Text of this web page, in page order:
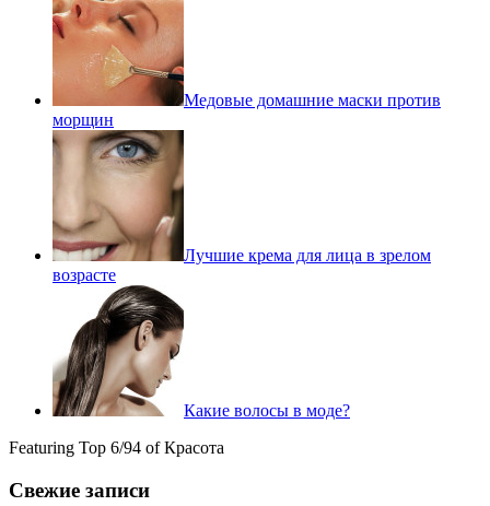
Медовые домашние маски против
морщин
Лучшие крема для лица в зрелом
возрасте
Какие волосы в моде?
Featuring Top 6/94 of Красота
Свежие записи